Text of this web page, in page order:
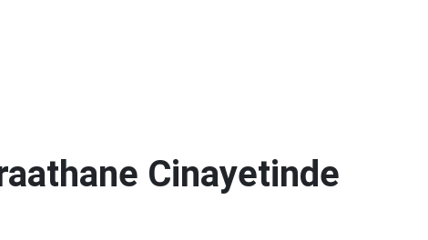
Cinayetinde